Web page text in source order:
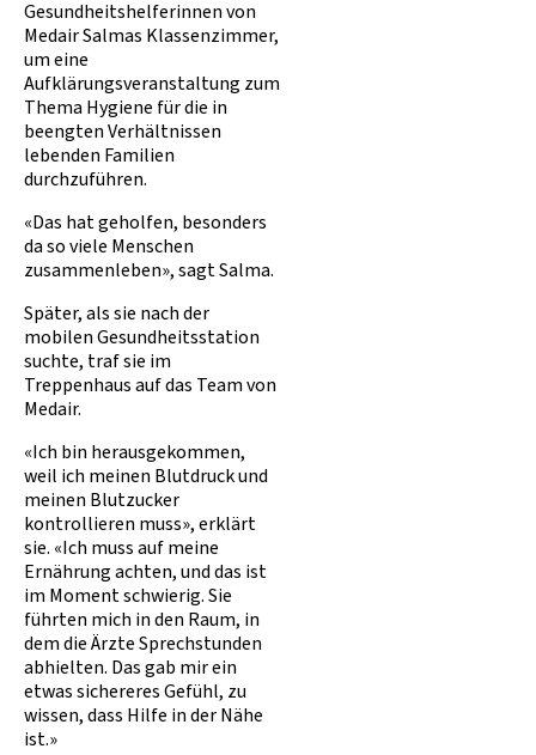
Gesundheitshelferinnen von
Medair Salmas Klassenzimmer,
um eine
Aufklärungsveranstaltung zum
Thema Hygiene für die in
beengten Verhältnissen
lebenden Familien
durchzuführen.
«Das hat geholfen, besonders
da so viele Menschen
zusammenleben», sagt Salma.
Später, als sie nach der
mobilen Gesundheitsstation
suchte, traf sie im
Treppenhaus auf das Team von
Medair.
«Ich bin herausgekommen,
weil ich meinen Blutdruck und
meinen Blutzucker
kontrollieren muss», erklärt
sie. «Ich muss auf meine
Ernährung achten, und das ist
im Moment schwierig. Sie
führten mich in den Raum, in
dem die Ärzte Sprechstunden
abhielten. Das gab mir ein
etwas sichereres Gefühl, zu
wissen, dass Hilfe in der Nähe
ist.»